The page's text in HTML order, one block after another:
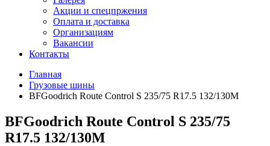
Акции и спецпржения
Оплата и доставка
Организациям
Вакансии
Контакты
Главная
Грузовые шины
BFGoodrich Route Control S 235/75 R17.5 132/130M
BFGoodrich Route Control S 235/75
R17.5 132/130M